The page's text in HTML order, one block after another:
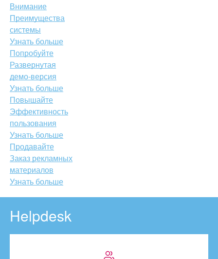
Внимание
Преимущества
системы
Узнать больше
Попробуйте
Развернутая
демо-версия
Узнать больше
Повышайте
Эффективность
пользования
Узнать больше
Продавайте
Заказ рекламных
материалов
Узнать больше
Helpdesk